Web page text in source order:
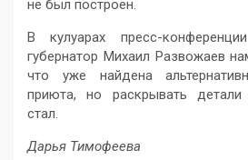
не был построен.
В кулуарах пресс-
губернатор Михаил Развожаев
что уже найдена
приюта, но раскрывать детали
стал.
Дарья Тимофеева